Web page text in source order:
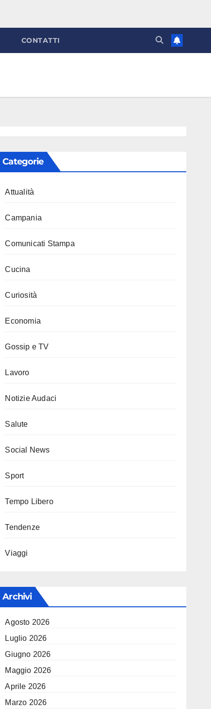
CONTATTI
Categorie
Attualità
Campania
Comunicati Stampa
Cucina
Curiosità
Economia
Gossip e TV
Lavoro
Notizie Audaci
Salute
Social News
Sport
Tempo Libero
Tendenze
Viaggi
Archivi
Agosto 2026
Luglio 2026
Giugno 2026
Maggio 2026
Aprile 2026
Marzo 2026